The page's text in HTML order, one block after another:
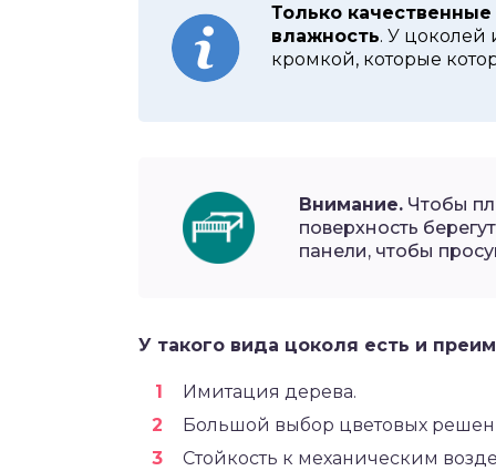
Только
влажность. У цоколей
кромкой, которые
Внимание. Чтобы
поверхность
панели, чтобы
У такого вида цоколя есть и
Имитация дерева.
Большой выбор цветовых
Стойкость к механическим